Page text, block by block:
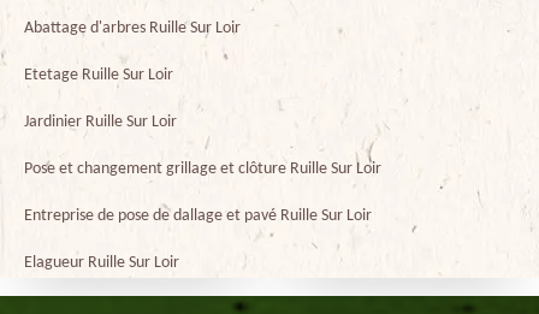
Abattage d'arbres Ruille Sur Loir
Etetage Ruille Sur Loir
Jardinier Ruille Sur Loir
Pose et changement grillage et clôture Ruille Sur Loir
Entreprise de pose de dallage et pavé Ruille Sur Loir
Elagueur Ruille Sur Loir